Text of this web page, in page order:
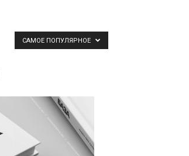
САМОЕ ПОПУЛЯРНОЕ